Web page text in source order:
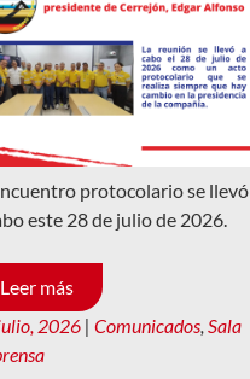
protocolario se llevó
este 28 de julio de 2026.
Leer más
2026 | Comunicados, Sala